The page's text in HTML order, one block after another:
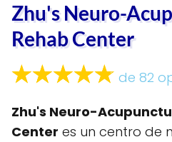
Zhu's Neuro-
Rehab Center
de 82
Zhu's Neuro-
Center es un centro de